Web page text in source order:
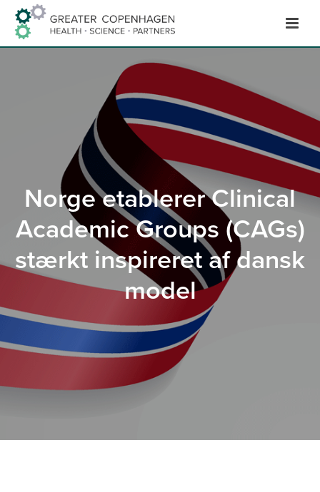
Hop
til
indhold
Norge etablerer Clinical
Academic Groups (CAGs)
stærkt inspireret af dansk
model